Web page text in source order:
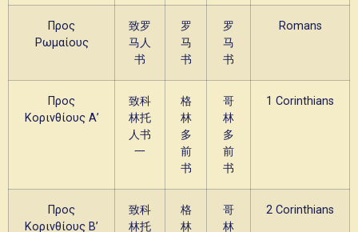
Προς
Ρωμαίους
致罗
马人
书
罗
马
书
罗
马
书
Romans
Προς
Κορινθίους Α’
致科
林托
人书
一
格
林
多
前
书
哥
林
多
前
书
1 Corinthians
Προς
Κορινθίους Β’
致科
林托
格
林
哥
林
2 Corinthians